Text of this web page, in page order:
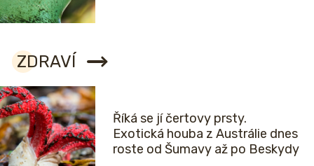
ZDRAVÍ
Říká se jí čertovy prsty.
Exotická houba z Austrálie dnes
roste od Šumavy až po Beskydy